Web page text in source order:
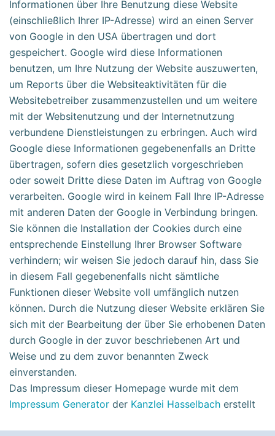
Informationen über Ihre Benutzung diese Website
(einschließlich Ihrer IP-Adresse) wird an einen Server
von Google in den USA übertragen und dort
gespeichert. Google wird diese Informationen
benutzen, um Ihre Nutzung der Website auszuwerten,
um Reports über die Websiteaktivitäten für die
Websitebetreiber zusammenzustellen und um weitere
mit der Websitenutzung und der Internetnutzung
verbundene Dienstleistungen zu erbringen. Auch wird
Google diese Informationen gegebenenfalls an Dritte
übertragen, sofern dies gesetzlich vorgeschrieben
oder soweit Dritte diese Daten im Auftrag von Google
verarbeiten. Google wird in keinem Fall Ihre IP-Adresse
mit anderen Daten der Google in Verbindung bringen.
Sie können die Installation der Cookies durch eine
entsprechende Einstellung Ihrer Browser Software
verhindern; wir weisen Sie jedoch darauf hin, dass Sie
in diesem Fall gegebenenfalls nicht sämtliche
Funktionen dieser Website voll umfänglich nutzen
können. Durch die Nutzung dieser Website erklären Sie
sich mit der Bearbeitung der über Sie erhobenen Daten
durch Google in der zuvor beschriebenen Art und
Weise und zu dem zuvor benannten Zweck
einverstanden.
Das Impressum dieser Homepage wurde mit dem
Impressum Generator der Kanzlei Hasselbach erstellt